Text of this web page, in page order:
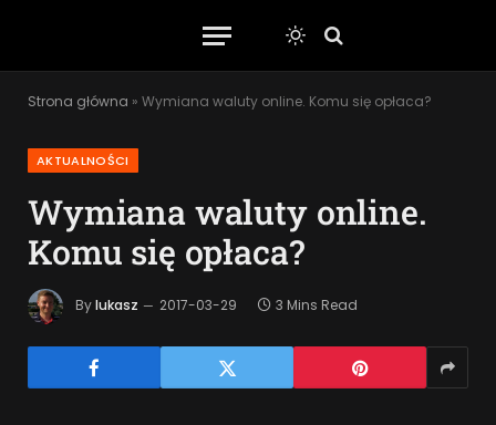
Strona główna » Wymiana waluty online. Komu się opłaca?
AKTUALNOŚCI
Wymiana waluty online.
Komu się opłaca?
Bylukasz 2017-03-29 3 Mins Read